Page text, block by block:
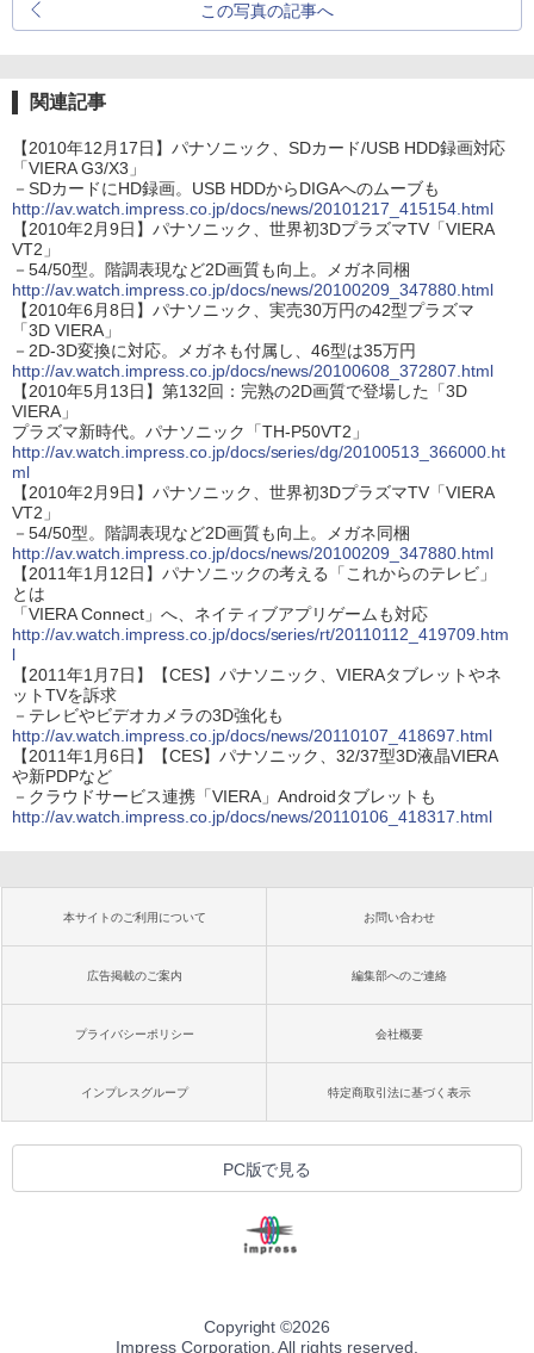
この写真の記事へ
関連記事
【2010年12月17日】パナソニック、SDカード/USB HDD録画対応
「VIERA G3/X3」
－SDカードにHD録画。USB HDDからDIGAへのムーブも
http://av.watch.impress.co.jp/docs/news/20101217_415154.html
【2010年2月9日】パナソニック、世界初3DプラズマTV「VIERA
VT2」
－54/50型。階調表現など2D画質も向上。メガネ同梱
http://av.watch.impress.co.jp/docs/news/20100209_347880.html
【2010年6月8日】パナソニック、実売30万円の42型プラズマ
「3D VIERA」
－2D-3D変換に対応。メガネも付属し、46型は35万円
http://av.watch.impress.co.jp/docs/news/20100608_372807.html
【2010年5月13日】第132回：完熟の2D画質で登場した「3D
VIERA」
プラズマ新時代。パナソニック「TH-P50VT2」
http://av.watch.impress.co.jp/docs/series/dg/20100513_366000.ht
ml
【2010年2月9日】パナソニック、世界初3DプラズマTV「VIERA
VT2」
－54/50型。階調表現など2D画質も向上。メガネ同梱
http://av.watch.impress.co.jp/docs/news/20100209_347880.html
【2011年1月12日】パナソニックの考える「これからのテレビ」
とは
「VIERA Connect」へ、ネイティブアプリゲームも対応
http://av.watch.impress.co.jp/docs/series/rt/20110112_419709.htm
l
【2011年1月7日】【CES】パナソニック、VIERAタブレットやネ
ットTVを訴求
－テレビやビデオカメラの3D強化も
http://av.watch.impress.co.jp/docs/news/20110107_418697.html
【2011年1月6日】【CES】パナソニック、32/37型3D液晶VIERA
や新PDPなど
－クラウドサービス連携「VIERA」Androidタブレットも
http://av.watch.impress.co.jp/docs/news/20110106_418317.html
本サイトのご利用について お問い合わせ
広告掲載のご案内 編集部へのご連絡
プライバシーポリシー 会社概要
インプレスグループ 特定商取引法に基づく表示
PC版で見る
Copyright ©2026
Impress Corporation. All rights reserved.